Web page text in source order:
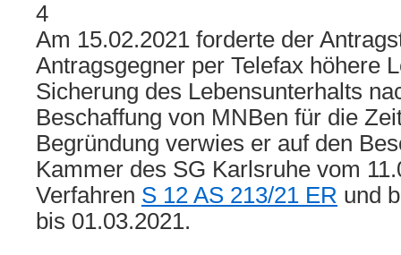
4
Am 15.02.2021 forderte der
Antragsgegner per Telefax höhere
Sicherung des Lebensunterhalts
Beschaffung von MNBen für die
Begründung verwies er auf den
Kammer des SG Karlsruhe vom
Verfahren S 12 AS 213/21 ER und
bis 01.03.2021.